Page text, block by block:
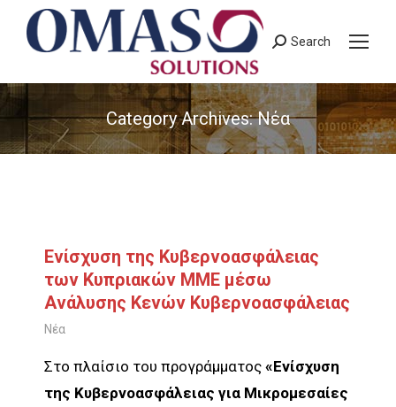
Search:
Search
Category Archives:Νέα
You are here:
Ενίσχυση της Κυβερνοασφάλειας
των Κυπριακών ΜΜΕ μέσω
Ανάλυσης Κενών Κυβερνοασφάλειας
Νέα
Στο πλαίσιο του προγράμματος «Ενίσχυση
της Κυβερνοασφάλειας για Μικρομεσαίες